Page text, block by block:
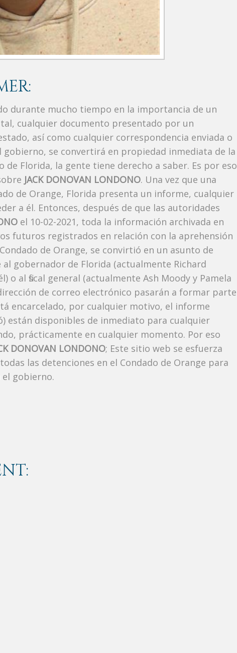
durante mucho tiempo en la importancia de un
cualquier documento presentado por un
así como cualquier correspondencia enviada o
se convertirá en propiedad inmediata de la
de Florida, la gente tiene derecho a saber. Es por eso
JACK DONOVAN LONDONO. Una vez que una
de Orange, Florida presenta un informe, cualquier
a él. Entonces, después de que las autoridades
el 10-02-2021, toda la información archivada en
futuros registrados en relación con la aprehensión
de Orange, se convirtió en un asunto de
gobernador de Florida (actualmente Richard
o al fiscal general (actualmente Ash Moody y Pamela
de correo electrónico pasarán a formar parte
encarcelado, por cualquier motivo, el informe
están disponibles de inmediato para cualquier
prácticamente en cualquier momento. Por eso
DONOVAN LONDONO; Este sitio web se esfuerza
las detenciones en el Condado de Orange para
gobierno.